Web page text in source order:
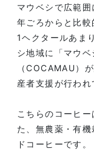
マウベシで広範
年ごろからと比
1ヘクタールあま
シ地域に「マウ
（COCAMAU）
産者支援が行われ
こちらのコーヒ
た、無農薬・有
ドコーヒーです。